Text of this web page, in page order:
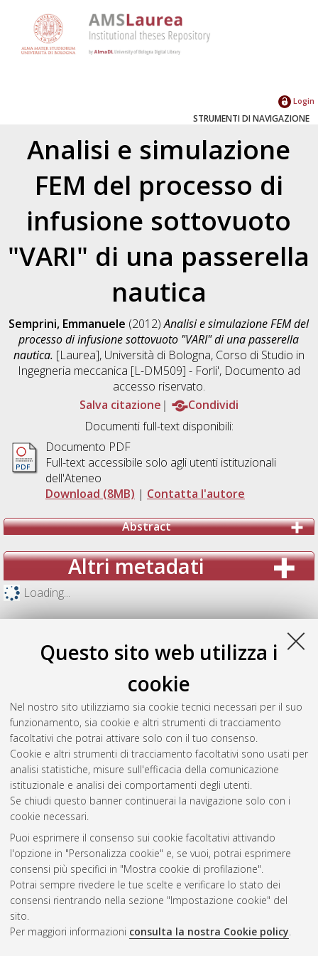
Questo sito web utilizza i
cookie
Nel nostro sito utilizziamo sia cookie tecnici necessari per il suo
funzionamento, sia cookie e altri strumenti di tracciamento
facoltativi che potrai attivare solo con il tuo consenso.
Cookie e altri strumenti di tracciamento facoltativi sono usati per
analisi statistiche, misure sull'efficacia della comunicazione
istituzionale e analisi dei comportamenti degli utenti.
Se chiudi questo banner continuerai la navigazione solo con i
cookie necessari.
Puoi esprimere il consenso sui cookie facoltativi attivando
l'opzione in "Personalizza cookie" e, se vuoi, potrai esprimere
consensi più specifici in "Mostra cookie di profilazione".
Potrai sempre rivedere le tue scelte e verificare lo stato dei
consensi rientrando nella sezione "Impostazione cookie" del
sito.
Per maggiori informazioni consulta la nostra Cookie policy.
Login
STRUMENTI DI NAVIGAZIONE
Analisi e simulazione
FEM del processo di
infusione sottovuoto
"VARI" di una passerella
nautica
Semprini, Emmanuele (2012)Analisi e simulazione FEM del
processo di infusione sottovuoto "VARI" di una passerella
nautica. [Laurea], Università di Bologna, Corso di Studio in
Ingegneria meccanica [L-DM509] - Forli', Documento ad
accesso riservato.
Salva citazione
Condividi
Documenti full-text disponibili:
Documento PDF
Full-text accessibile solo agli utenti istituzionali
dell'Ateneo
Download (8MB) | Contatta l'autore
Abstract
Altri metadati
Loading...
Gestione del documento:
Atom
Rss 1.0
Rss 2.0
AMS Laurea